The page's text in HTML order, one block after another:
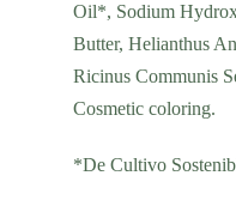
Oil*, Sodium
Butter, Helianthus
Ricinus Communis
Cosmetic coloring.
*De Cultivo